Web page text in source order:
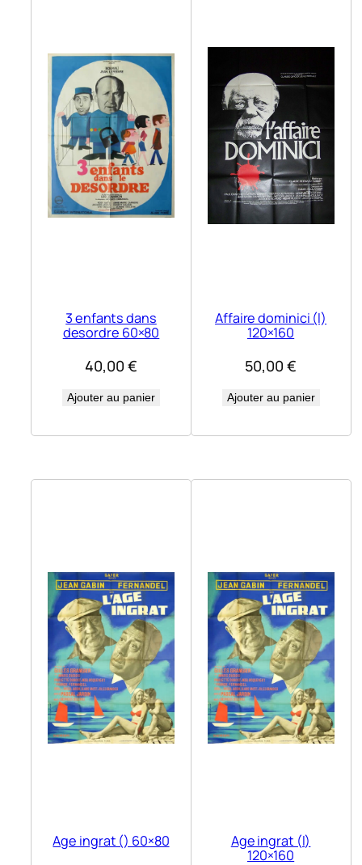
3 enfants dans
desordre 60×80
40,00 €
Ajouter au panier
Affaire dominici (l)
120×160
50,00 €
Ajouter au panier
Age ingrat () 60×80
Age ingrat (l)
120×160